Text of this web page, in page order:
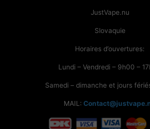
JustVape.nu
Slovaquie
Horaires d’ouvertures:
Lundi – Vendredi – 9h00 –
Samedi – dimanche et jours
MAIL: